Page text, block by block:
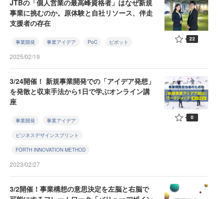
JTBの「個人営業の最高峰資格者」はなぜ新規
事業に挑むのか。原体験と自社リソース、伴走
支援者の存在
事業開発 事業アイデア PoC ピボット
2025/02/19
22
3/24開催！ 新規事業開発での「アイデア発想」
を発散と収束手法から1日で学ぶオンライン講
座
事業開発 事業アイデア
ビジネスデザインスプリント
FORTH INNOVATION METHOD
2023/02/27
0
3/2開催！事業構想の意思決定を左脳と右脳で